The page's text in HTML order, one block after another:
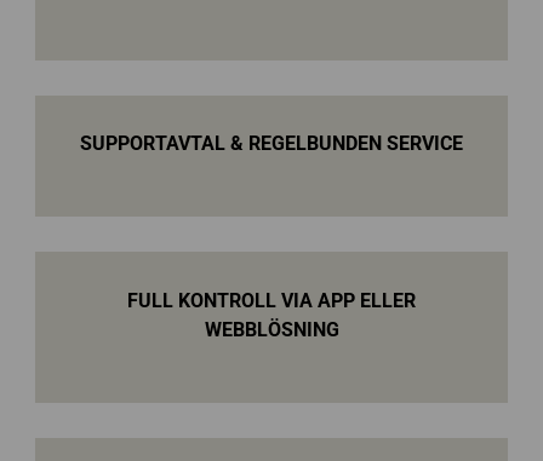
SUPPORTAVTAL & REGELBUNDEN SERVICE
FULL KONTROLL VIA APP ELLER
WEBBLÖSNING